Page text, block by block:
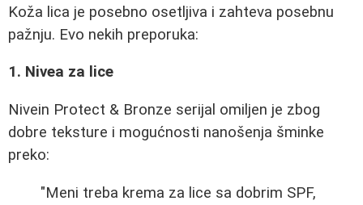
Koža lica je posebno osetljiva i zahteva posebnu
pažnju. Evo nekih preporuka:
1. Nivea za lice
Nivein Protect & Bronze serijal omiljen je zbog
dobre teksture i mogućnosti nanošenja šminke
preko:
"Meni treba krema za lice sa dobrim SPF,